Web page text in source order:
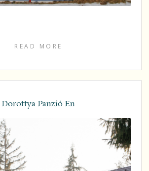
READ MORE
Dorottya Panzió En